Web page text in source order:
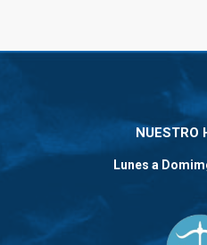
NUESTRO
Lunes a